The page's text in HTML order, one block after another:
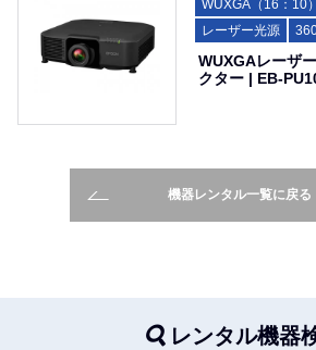
WUXGA（16：10）
レーザー光源
WUXGAレーザ
クター | EB-
機器レンタル一覧に戻る
レンタル機器